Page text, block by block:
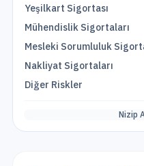
Yeşilkart Sigortası
Mühendislik Sigortaları
Mesleki Sorumluluk
Nakliyat Sigortaları
Diğer Riskler
Nizip